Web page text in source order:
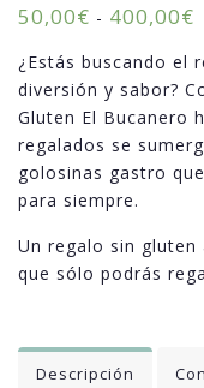
50,00€ - 400,00€
¿Estás buscando el
diversión y sabor?
Gluten El Bucanero
regalados se
golosinas gastro
para siempre.
Un regalo sin
que sólo podrás
Descripción